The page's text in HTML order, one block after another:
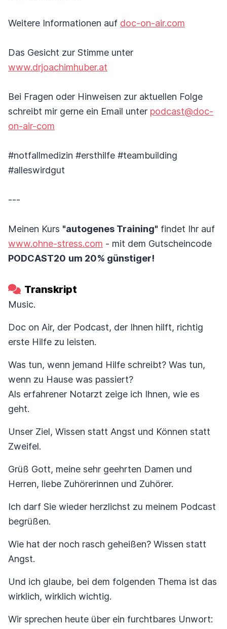
Weitere Informationen auf doc-on-air.com
Das Gesicht zur Stimme unter
www.drjoachimhuber.at
Bei Fragen oder Hinweisen zur aktuellen Folge
schreibt mir gerne ein Email unter podcast@doc-
on-air-com
#notfallmedizin #ersthilfe #teambuilding
#alleswirdgut
---
Meinen Kurs "autogenes Training" findet Ihr auf
www.ohne-stress.com - mit dem Gutscheincode
PODCAST20 um 20% günstiger!
Transkript
Music.
Doc on Air, der Podcast, der Ihnen hilft, richtig
erste Hilfe zu leisten.
Was tun, wenn jemand Hilfe schreibt? Was tun,
wenn zu Hause was passiert?
Als erfahrener Notarzt zeige ich Ihnen, wie es
geht.
Unser Ziel, Wissen statt Angst und Können statt
Zweifel.
Grüß Gott, meine sehr geehrten Damen und
Herren, liebe Zuhörerinnen und Zuhörer.
Ich darf Sie wieder herzlichst zu meinem Podcast
begrüßen.
Wie hat der noch rasch geheißen? Wissen statt
Angst.
Und ich glaube, bei dem folgenden Thema ist das
wirklich, wirklich wichtig.
Wir sprechen heute über ein furchtbares Unwort: